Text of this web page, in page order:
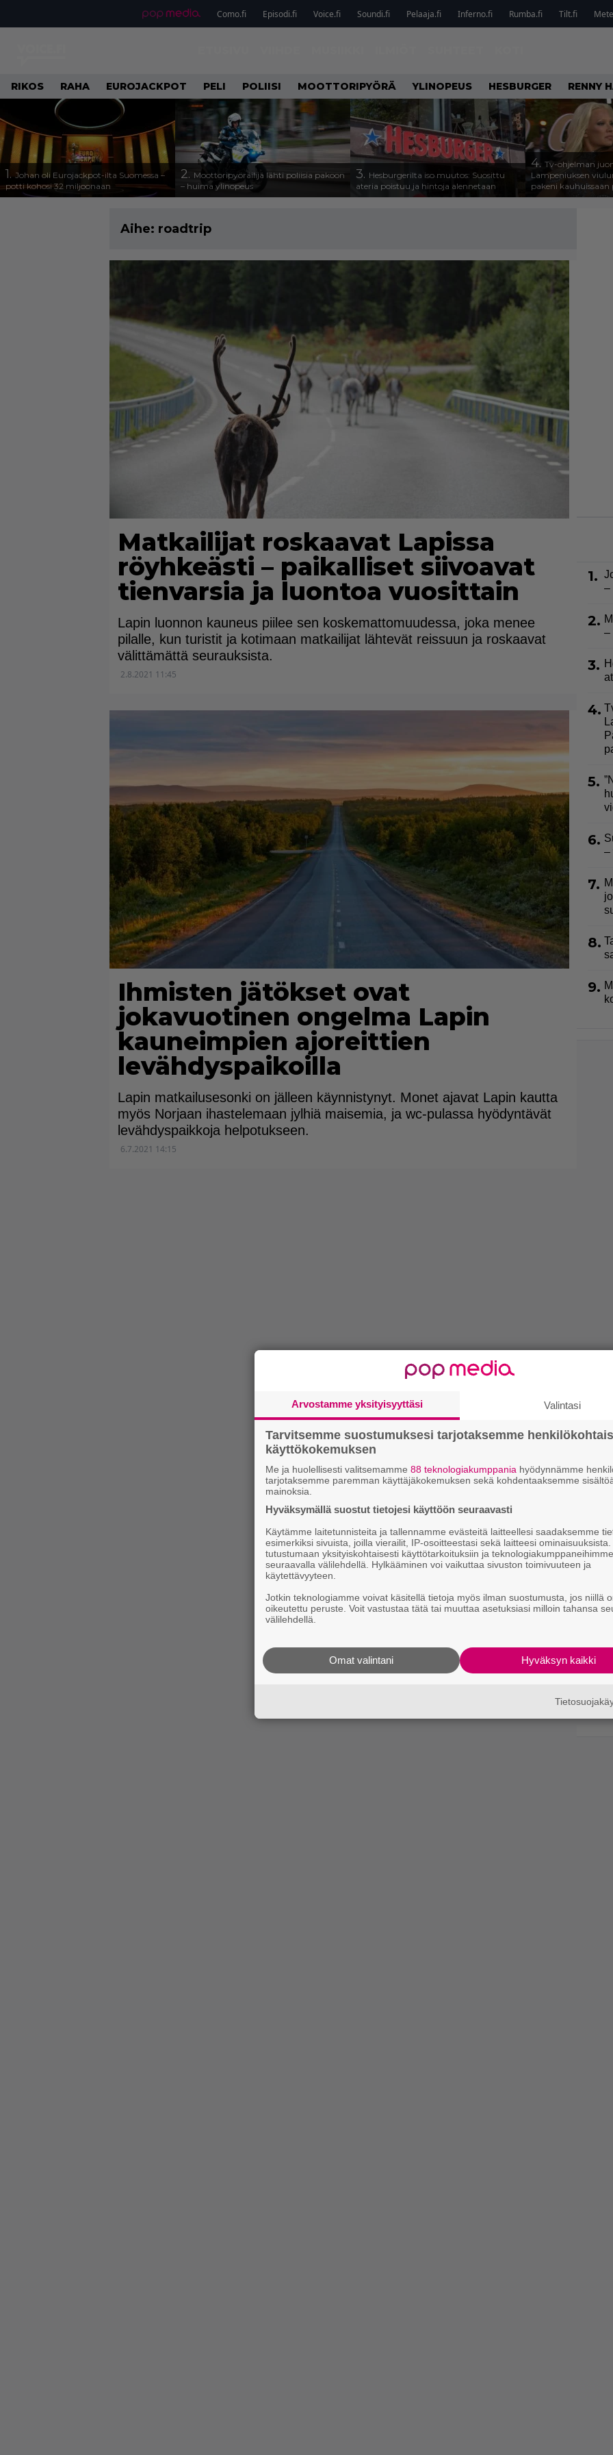
Como.fi Episodi.fi Voice.fi Soundi.fi Pelaaja.fi Inferno.fi Rumba.fi Tilt.fi
RIKOS RAHA EUROJACKPOT PELI POLIISI MOOTTORIPYÖRÄ YLINOPEUS HESBURGER RENNY
1. Johan oli Eurojackpot-ilta Suomessa –
potti kohosi 32 miljoonaan
2. Moottoripyöräilijä lähti poliisia pakoon
– huima ylinopeus
3. Hesburgerilta iso muutos: Suosittu
ateria poistuu ja hintoja alennetaan
4. Tv-ohjelman
Lampeniuksen
pakeni kauhuissaan
Aihe: roadtrip
Matkailijat roskaavat Lapissa
röyhkeästi – paikalliset siivoavat
tienvarsia ja luontoa vuosittain
Lapin luonnon kauneus piilee sen koskemattomuudessa, joka menee
pilalle, kun turistit ja kotimaan matkailijat lähtevät reissuun ja roskaavat
välittämättä seurauksista.
2.8.2021 11:45
Ihmisten jätökset ovat
jokavuotinen ongelma Lapin
kauneimpien ajoreittien
levähdyspaikoilla
Lapin matkailusesonki on jälleen käynnistynyt. Monet ajavat Lapin kautta
myös Norjaan ihastelemaan jylhiä maisemia, ja wc-pulassa hyödyntävät
levähdyspaikkoja helpotukseen.
6.7.2021 14:15
1.
–
2.
–
3.
4.
5.
6.
–
7.
8.
9.
Arvostamme yksityisyyttäsi Valintasi
Tarvitsemme suostumuksesi tarjotaksemme
käyttökokemuksen
Me ja huolellisesti valitsemamme 88 teknologiakumppania hyödynnämme
tarjotaksemme paremman käyttäjäkokemuksen sekä kohdentaaksemme
mainoksia.
Hyväksymällä suostut tietojesi käyttöön seuraavasti
Käytämme laitetunnisteita ja tallennamme evästeitä laitteellesi saadaksemme
esimerkiksi sivuista, joilla vierailit, IP-osoitteestasi sekä laitteesi
tutustumaan yksityiskohtaisesti käyttötarkoituksiin ja teknologiakumppaneihimme
seuraavalla välilehdellä. Hylkääminen voi vaikuttaa sivuston toimivuuteen ja
käytettävyyteen.
Jotkin teknologiamme voivat käsitellä tietoja myös ilman suostumusta, jos niillä
oikeutettu peruste. Voit vastustaa tätä tai muuttaa asetuksiasi milloin tahansa
välilehdellä.
Hyväksyn kaikki
Omat valintani